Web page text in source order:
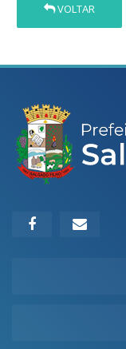
VOLTAR